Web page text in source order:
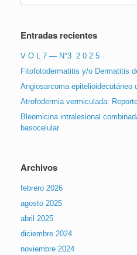
Entradas recientes
V O L 7 — N°3 2 0 2 5
Fitofotodermatitis y/o Dermatitis
Angiosarcoma epitelioidecutáneo
Atrofodermia vermiculada:
Bleomicina intralesional
basocelular
Archivos
febrero 2026
agosto 2025
abril 2025
diciembre 2024
noviembre 2024